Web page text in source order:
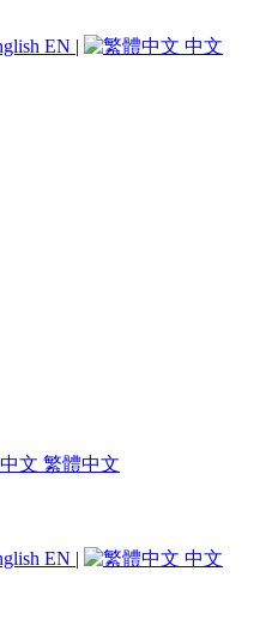
EN | 中文
繁體中文
EN | 中文